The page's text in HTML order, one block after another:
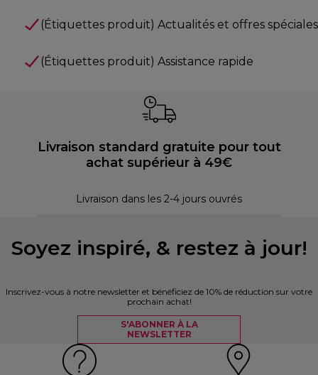
(Étiquettes produit) Actualités et offres spéciales
(Étiquettes produit) Assistance rapide
Livraison standard gratuite pour tout
achat supérieur à 49€
Livraison dans les 2-4 jours ouvrés
Soyez inspiré, & restez à jour!
Inscrivez-vous à notre newsletter et bénéficiez de 10% de réduction sur votre
prochain achat!
S'ABONNER À LA
NEWSLETTER